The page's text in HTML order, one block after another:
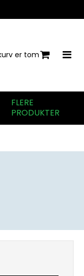
er tom
FLERE
PRODUKTER